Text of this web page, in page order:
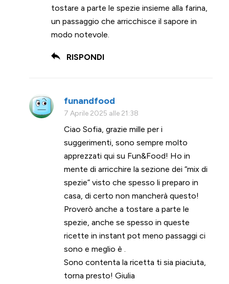
tostare a parte le spezie insieme alla farina,
un passaggio che arricchisce il sapore in
modo notevole.
RISPONDI
funandfood
7 Aprile 2025 alle 21:38
Ciao Sofia, grazie mille per i
suggerimenti, sono sempre molto
apprezzati qui su Fun&Food! Ho in
mente di arricchire la sezione dei “mix di
spezie” visto che spesso li preparo in
casa, di certo non mancherà questo!
Proverò anche a tostare a parte le
spezie, anche se spesso in queste
ricette in instant pot meno passaggi ci
sono e meglio è .
Sono contenta la ricetta ti sia piaciuta,
torna presto! Giulia